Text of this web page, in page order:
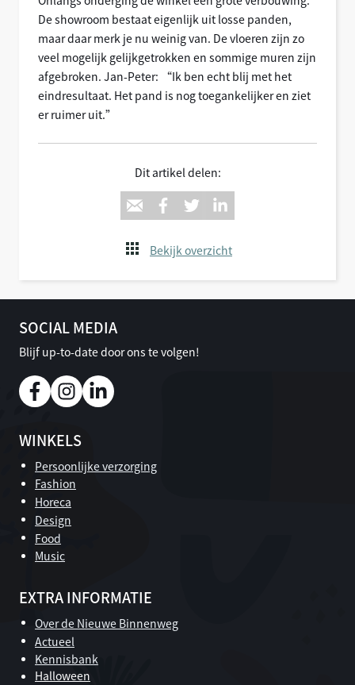
De showroom bestaat eigenlijk uit losse panden,
maar daar merk je nu weinig van. De vloeren zijn zo
veel mogelijk gelijkgetrokken en sommige muren zijn
afgebroken. Jan-Peter: “Ik ben echt blij met het
eindresultaat. Het pand is nog toegankelijker en ziet
er ruimer uit.”
Dit artikel delen:
Bekijk overzicht
SOCIAL MEDIA
Blijf up-to-date door ons te volgen!
WINKELS
Persoonlijke verzorging
Fashion
Horeca
Design
Food
Music
EXTRA INFORMATIE
Over de Nieuwe Binnenweg
Actueel
Kennisbank
Halloween